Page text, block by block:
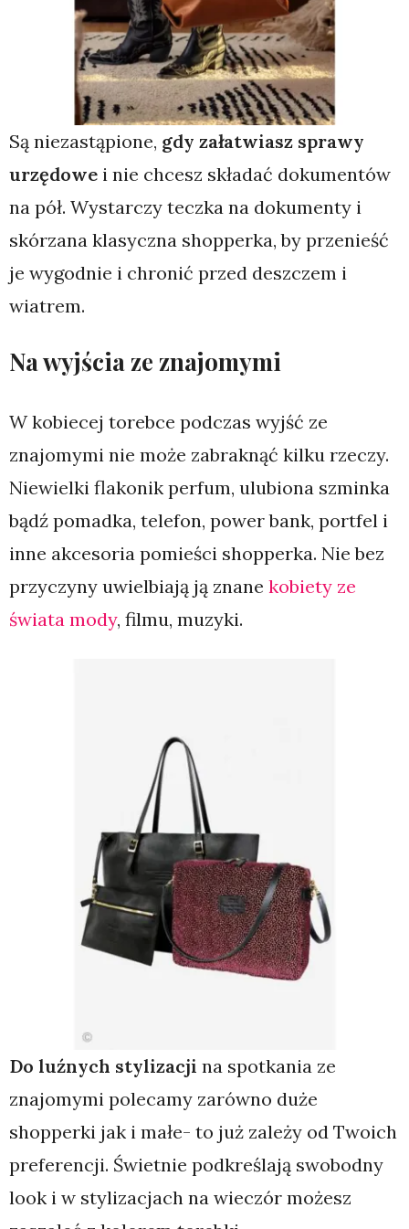
Są niezastąpione, gdy załatwiasz sprawy
urzędowe i nie chcesz składać dokumentów
na pół. Wystarczy teczka na dokumenty i
skórzana klasyczna shopperka, by przenieść
je wygodnie i chronić przed deszczem i
wiatrem.
Na wyjścia ze znajomymi
W kobiecej torebce podczas wyjść ze
znajomymi nie może zabraknąć kilku rzeczy.
Niewielki flakonik perfum, ulubiona szminka
bądź pomadka, telefon, power bank, portfel i
inne akcesoria pomieści shopperka. Nie bez
przyczyny uwielbiają ją znane kobiety ze
świata mody, filmu, muzyki.
Do luźnych stylizacji na spotkania ze
znajomymi polecamy zarówno duże
shopperki jak i małe- to już zależy od Twoich
preferencji. Świetnie podkreślają swobodny
look i w stylizacjach na wieczór możesz